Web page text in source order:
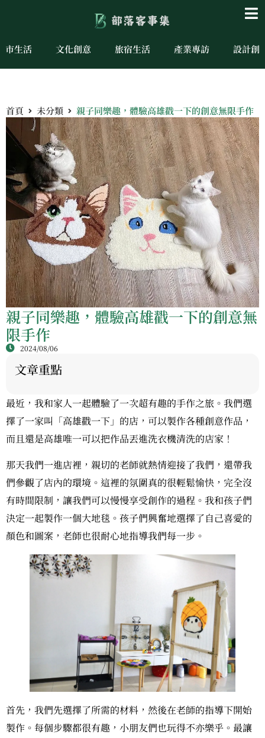
市生活 文化創意 旅宿生活 產業專訪 設計創
首頁 未分類 親子同樂趣，體驗高雄戳一下的創意無限手作
親子同樂趣，體驗高雄戳一下的創意無
限手作
2024/08/06
文章重點
最近，我和家人一起體驗了一次超有趣的手作之旅。我們選
擇了一家叫「高雄戳一下」的店，可以製作各種創意作品，
而且還是高雄唯一可以把作品丟進洗衣機清洗的店家！
那天我們一進店裡，親切的老師就熱情迎接了我們，還帶我
們參觀了店內的環境。這裡的氛圍真的很輕鬆愉快，完全沒
有時間限制，讓我們可以慢慢享受創作的過程。我和孩子們
決定一起製作一個大地毯。孩子們興奮地選擇了自己喜愛的
顏色和圖案，老師也很耐心地指導我們每一步。
首先，我們先選擇了所需的材料，然後在老師的指導下開始
製作。每個步驟都很有趣，小朋友們也玩得不亦樂乎。最讓